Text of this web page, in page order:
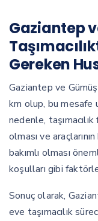
Gaziantep
Gereken
Gaziantep ve
km olup, bu mesafe
nedenle,
olması ve
bakımlı olması
koşulları gibi
Sonuç olarak,
eve taşımacılık